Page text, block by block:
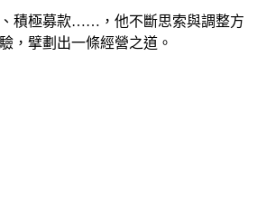
積極募款……，他不斷思索與調整方
，擘劃出一條經營之道。